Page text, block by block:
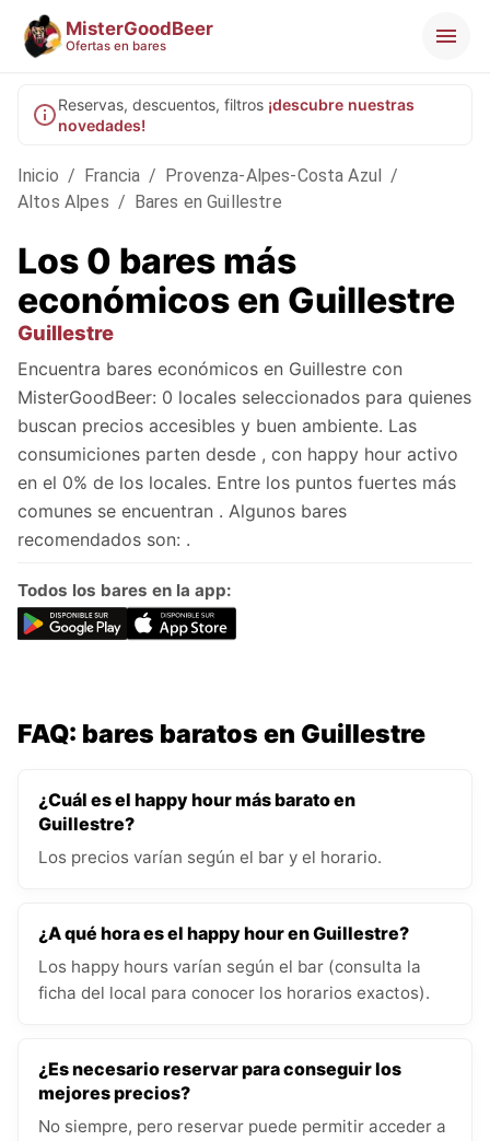
MisterGoodBeer
Ofertas en bares
Reservas, descuentos, filtros ¡descubre nuestras
novedades!
Inicio / Francia / Provenza-Alpes-Costa Azul /
Altos Alpes / Bares en Guillestre
Los 0 bares más
económicos en Guillestre
Guillestre
Encuentra bares económicos en Guillestre con
MisterGoodBeer: 0 locales seleccionados para quienes
buscan precios accesibles y buen ambiente. Las
consumiciones parten desde , con happy hour activo
en el 0% de los locales. Entre los puntos fuertes más
comunes se encuentran . Algunos bares
recomendados son: .
Todos los bares en la app:
FAQ: bares baratos en Guillestre
¿Cuál es el happy hour más barato en
Guillestre?
Los precios varían según el bar y el horario.
¿A qué hora es el happy hour en Guillestre?
Los happy hours varían según el bar (consulta la
ficha del local para conocer los horarios exactos).
¿Es necesario reservar para conseguir los
mejores precios?
No siempre, pero reservar puede permitir acceder a